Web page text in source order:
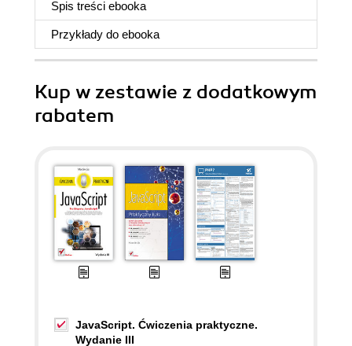
Spis treści ebooka
Przykłady do ebooka
Kup w zestawie z dodatkowym
rabatem
JavaScript. Ćwiczenia praktyczne.
Wydanie III